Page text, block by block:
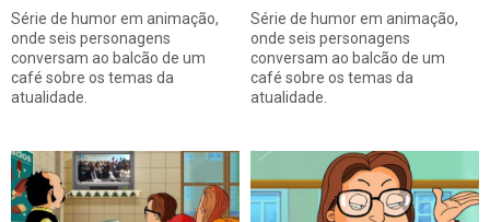
Série de humor em animação,
onde seis personagens
conversam ao balcão de um
café sobre os temas da
atualidade.
Série de humor em animação,
onde seis personagens
conversam ao balcão de um
café sobre os temas da
atualidade.